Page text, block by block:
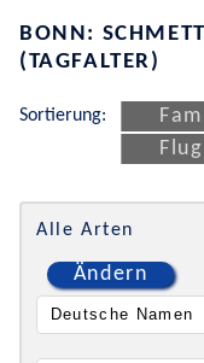
BONN:
(TAGFALTER)
Sortierung:
Alle Arten
Ändern